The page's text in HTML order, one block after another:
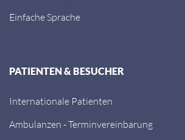
Einfache Sprache
PATIENTEN & BESUCHER
Internationale Patienten
Ambulanzen - Terminvereinbarung